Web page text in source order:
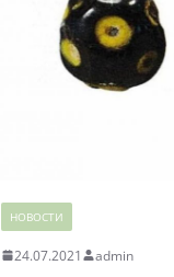
НОВОСТИ
24.07.2021 admin